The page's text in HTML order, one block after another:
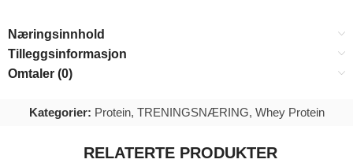
Næringsinnhold
Tilleggsinformasjon
Omtaler (0)
Kategorier: Protein, TRENINGSNÆRING, Whey Protein
RELATERTE PRODUKTER